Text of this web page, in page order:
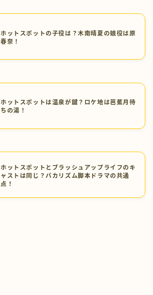
ホットスポットの子役は？木南晴夏の娘役は原
春奈！
ホットスポットは温泉が鍵？ロケ地は芭蕉月待
ちの湯！
ホットスポットとブラッシュアップライフのキ
ャストは同じ？バカリズム脚本ドラマの共通
点！